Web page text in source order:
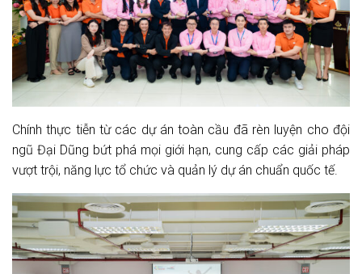
Chính thực tiễn từ các dự án toàn cầu đã rèn luyện cho đội
ngũ Đại Dũng bứt phá mọi giới hạn, cung cấp các giải pháp
vượt trội, năng lực tổ chức và quản lý dự án chuẩn quốc tế.